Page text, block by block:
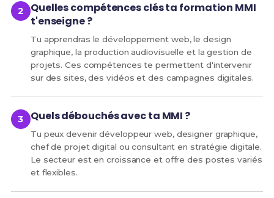
Quelles compétences clés ta formation MMI
t'enseigne ?
Tu apprendras le développement web, le design
graphique, la production audiovisuelle et la gestion de
projets. Ces compétences te permettent d'intervenir
sur des sites, des vidéos et des campagnes digitales.
Quels débouchés avec ta MMI ?
Tu peux devenir développeur web, designer graphique,
chef de projet digital ou consultant en stratégie digitale.
Le secteur est en croissance et offre des postes variés
et flexibles.